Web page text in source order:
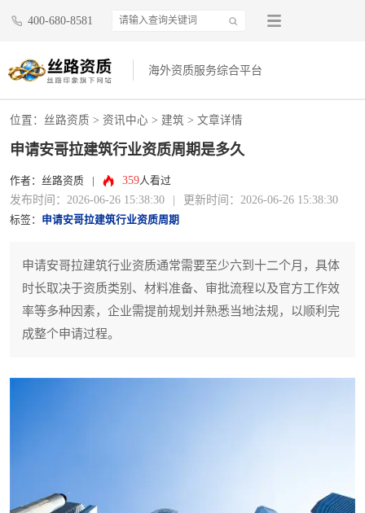
400-680-8581
海外资质服务综合平台
位置： 丝路资质 > 资讯中心 > 建筑 > 文章详情
申请安哥拉建筑行业资质周期是多久
作者：丝路资质 359人看过
发布时间：2026-06-26 15:38:30 更新时间：2026-06-26 15:38:30
标签： 申请安哥拉建筑行业资质周期
申请安哥拉建筑行业资质通常需要至少六到十二个月，具体
时长取决于资质类别、材料准备、审批流程以及官方工作效
率等多种因素，企业需提前规划并熟悉当地法规，以顺利完
成整个申请过程。